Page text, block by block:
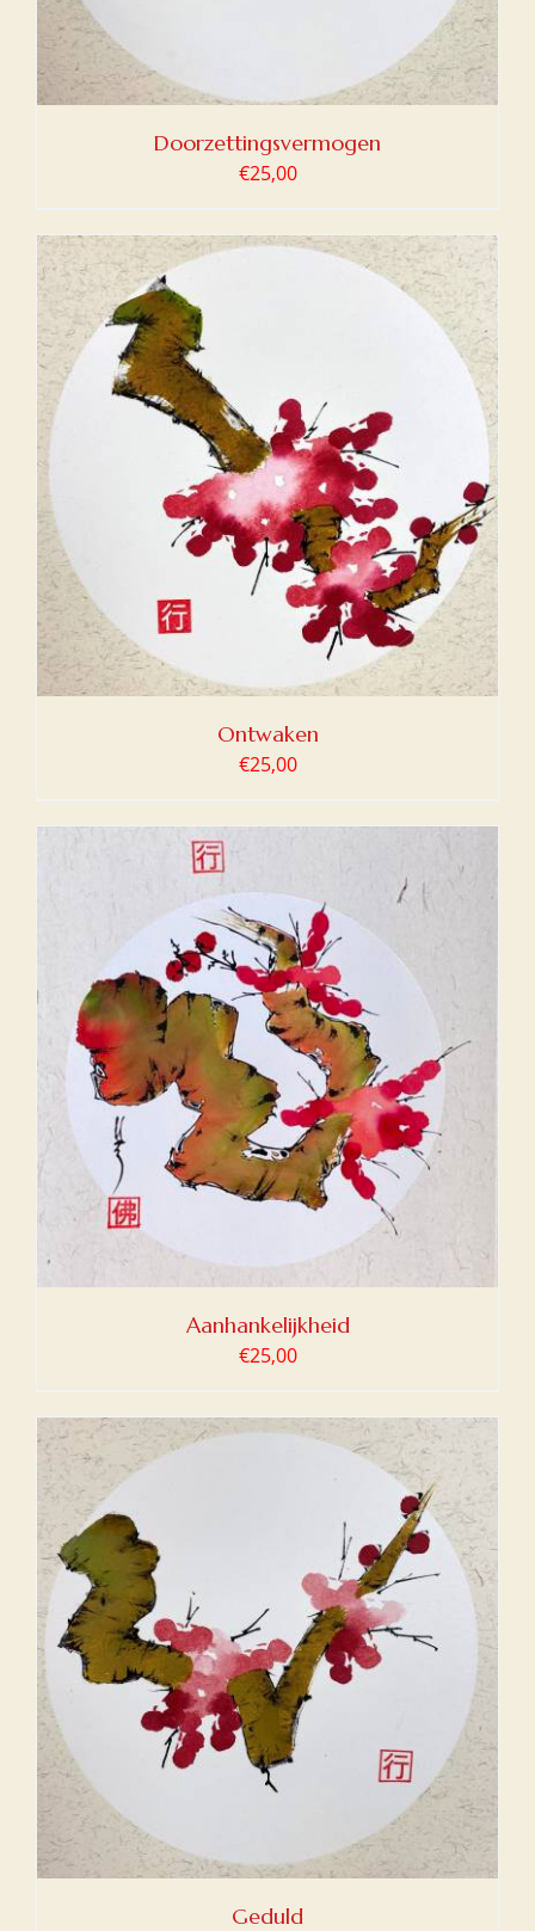
Doorzettingsvermogen
€25,00
Ontwaken
€25,00
Aanhankelijkheid
€25,00
Geduld